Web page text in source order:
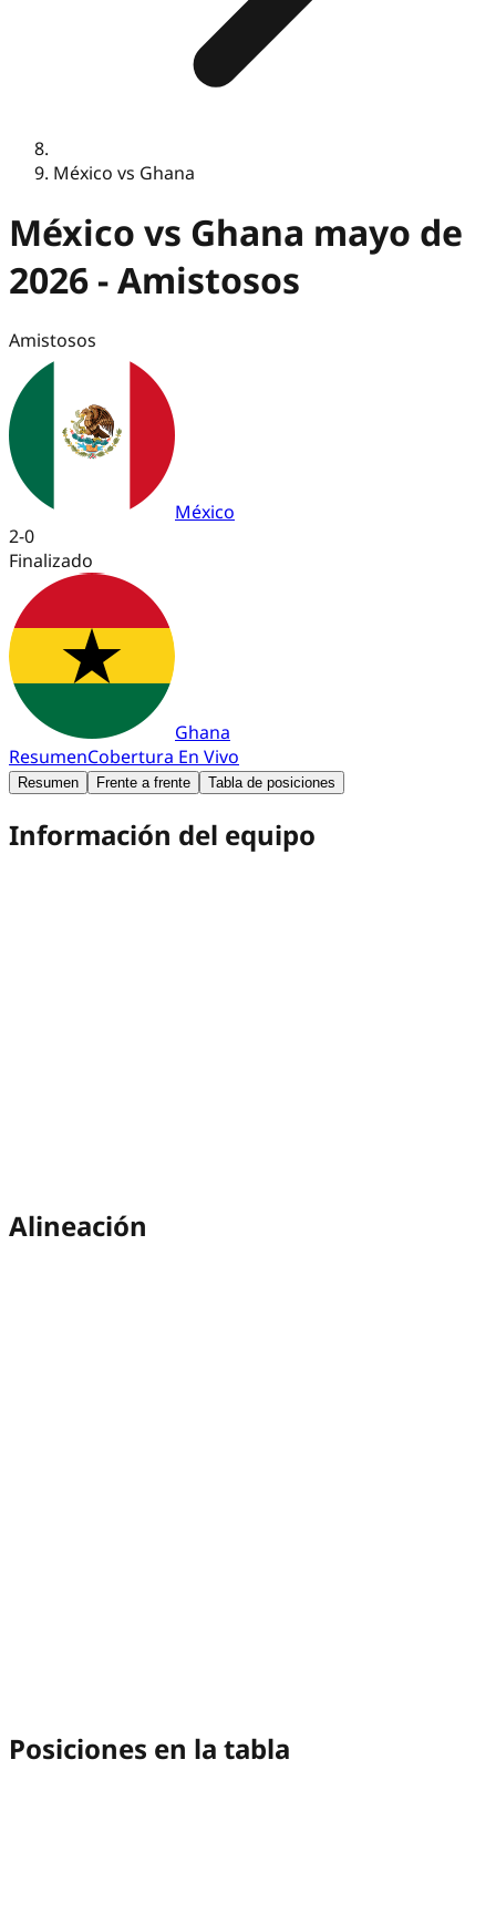
México vs Ghana
México vs Ghana mayo de
2026 - Amistosos
Amistosos
México
2-0
Finalizado
Ghana
ResumenCobertura En Vivo
Resumen Frente a frente Tabla de posiciones
Información del equipo
Alineación
Posiciones en la tabla